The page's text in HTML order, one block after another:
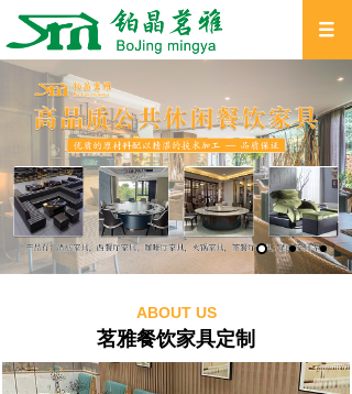
ABOUT US
茗雅餐饮家具定制